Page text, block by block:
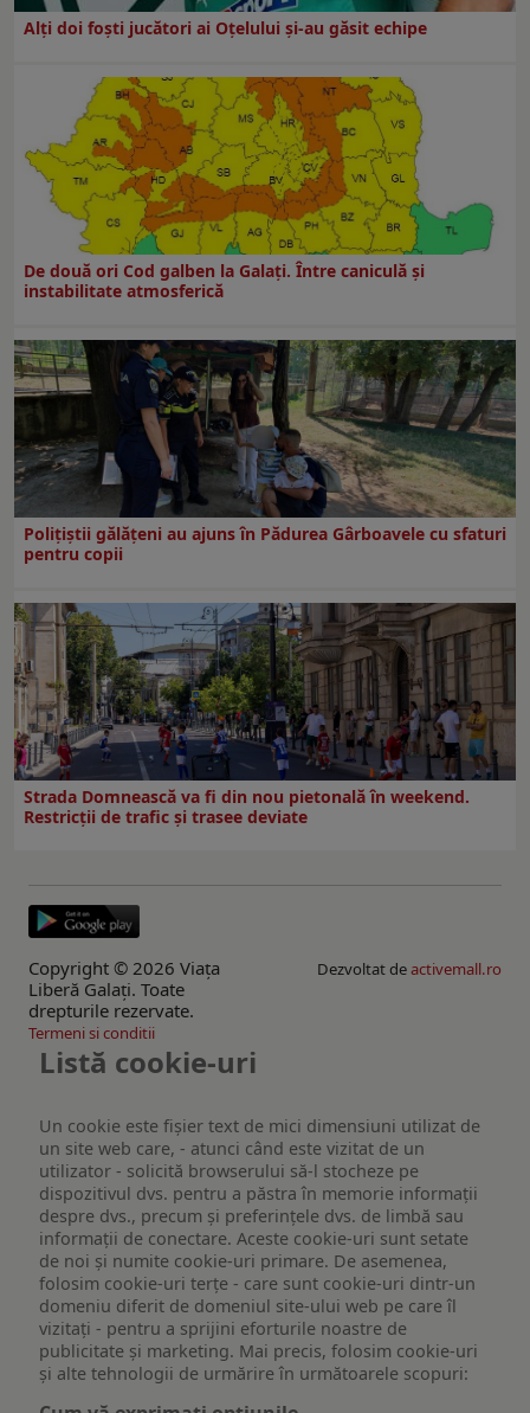
Alți doi foști jucători ai Oțelului și-au găsit echipe
De două ori Cod galben la Galaţi. Între caniculă şi
instabilitate atmosferică
Polițiștii gălățeni au ajuns în Pădurea Gârboavele cu sfaturi
pentru copii
Strada Domnească va fi din nou pietonală în weekend.
Restricţii de trafic şi trasee deviate
Copyright © 2026 Viaţa
Liberă Galaţi. Toate
drepturile rezervate.
Dezvoltat deactivemall.ro
Termeni si conditii
Listă cookie-uri
Un cookie este fişier text de mici dimensiuni utilizat de
un site web care, - atunci când este vizitat de un
utilizator - solicită browserului să-l stocheze pe
dispozitivul dvs. pentru a păstra în memorie informații
despre dvs., precum și preferințele dvs. de limbă sau
informații de conectare. Aceste cookie-uri sunt setate
de noi și numite cookie-uri primare. De asemenea,
folosim cookie-uri terțe - care sunt cookie-uri dintr-un
domeniu diferit de domeniul site-ului web pe care îl
vizitați - pentru a sprijini eforturile noastre de
publicitate și marketing. Mai precis, folosim cookie-uri
și alte tehnologii de urmărire în următoarele scopuri: